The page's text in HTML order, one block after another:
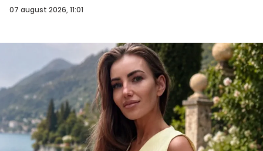
07 august 2026, 11:01
importan...